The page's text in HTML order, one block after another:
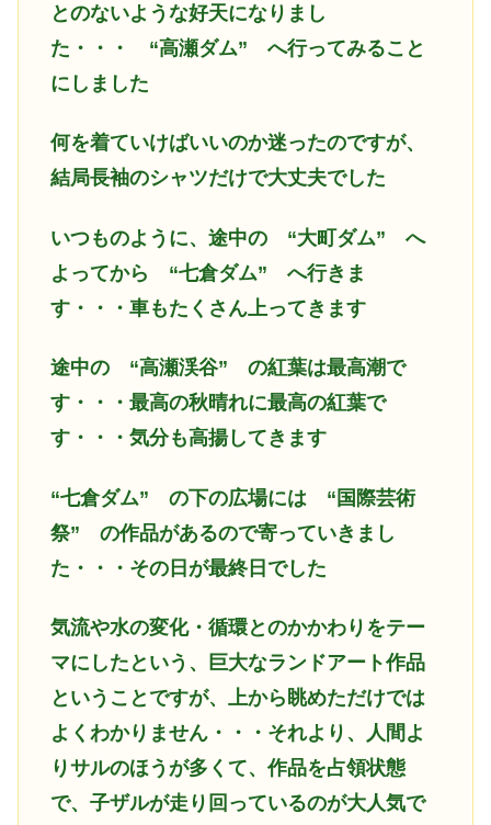
とのないような好天になりまし
た・・・
“高瀬ダム” へ行ってみること
にしました
何を着ていけばいいのか迷ったのですが、
結局長袖のシャツだけで大丈夫でした
いつものように、途中の
“大町ダム” へ
よってから “七倉ダム” へ行きま
す・・・車もたくさん上ってきます
途中の
“高瀬渓谷” の紅葉は最高潮で
す・・・最高の秋晴れに最高の紅葉で
す・・・気分も高揚してきます
“七倉ダム”
の下の広場には “国際芸術
祭” の作品があるので寄っていきまし
た・・・その日が最終日でした
気流や水の変化・循環とのかかわりをテー
マにしたという、巨大なランドアート作品
ということですが、上から眺めただけでは
よくわかりません・・・それより、人間よ
りサルのほうが多くて、作品を占領状態
で、子ザルが走り回っているのが大人気で